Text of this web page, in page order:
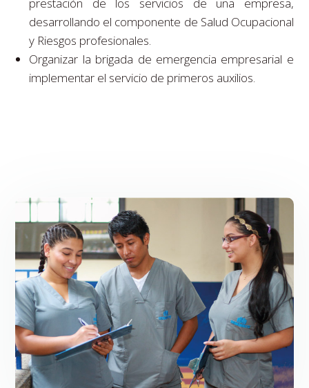
desarrollando el componente de Salud Ocupacional
y Riesgos profesionales.
Organizar la brigada de emergencia empresarial e
implementar el servicio de primeros auxilios.